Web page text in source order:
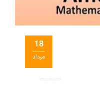
18
مرداد